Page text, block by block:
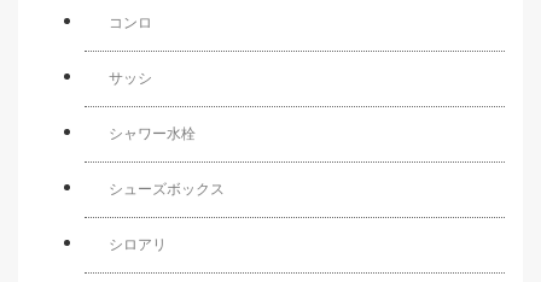
コンロ
サッシ
シャワー水栓
シューズボックス
シロアリ